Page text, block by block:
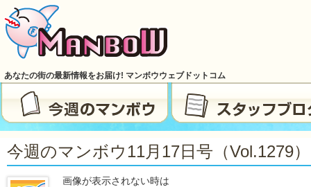
あなたの街の最新情報をお届け! マンボウウェブドットコム
今週のマンボウ11月17日号（vol.1279）
画像が表示されない時は